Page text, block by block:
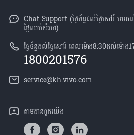
V50 Lite
បណ្តាហាងលក់
គ្រប់ម៉ូឌែល
Funtouch OS
ការផ្ទៀងផ្ទាត់ IMEI
ពិនិត្យតម្លៃគ្រឿងបន្លាស់
សេវាកម្មជួសជុលដោយដឹកយកទៅជូន
លក្ខខណ្ឌលើការធានា
ព័ត៌មាន
អាជីពនៅ vivo
សេចក្តីជូនដំណឹងផ្លូវច្បាប់
អំពី​ពួក​យើង
និរន្តរភាព
Chat Support (ថ្ងៃច័ន្ទដល់ថ្ងៃសៅរ៍ ពេ
ថ្ងៃឈប់សំរាក)
ថ្ងៃច័ន្ទដល់ថ្ងៃសៅរ៍ ពេលម៉ោង8:30ដល់ម៉ោង
1800201576
service@kh.vivo.com
តាម​ដានពួក​យើង